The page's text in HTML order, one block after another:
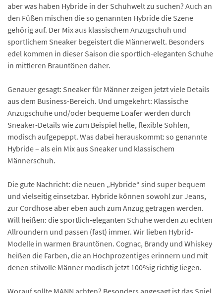
aber was haben Hybride in der Schuhwelt zu suchen? Auch an
den Füßen mischen die so genannten Hybride die Szene
gehörig auf. Der Mix aus klassischem Anzugschuh und
sportlichem Sneaker begeistert die Männerwelt. Besonders
edel kommen in dieser Saison die sportlich-eleganten Schuhe
in mittleren Brauntönen daher.
Genauer gesagt: Sneaker für Männer zeigen jetzt viele Details
aus dem Business-Bereich. Und umgekehrt: Klassische
Anzugschuhe und/oder bequeme Loafer werden durch
Sneaker-Details wie zum Beispiel helle, flexible Sohlen,
modisch aufgepeppt. Was dabei herauskommt: so genannte
Hybride – als ein Mix aus Sneaker und klassischem
Männerschuh.
Die gute Nachricht: die neuen „Hybride“ sind super bequem
und vielseitig einsetzbar. Hybride können sowohl zur Jeans,
zur Cordhose aber eben auch zum Anzug getragen werden.
Will heißen: die sportlich-eleganten Schuhe werden zu echten
Allroundern und passen (fast) immer. Wir lieben Hybrid-
Modelle in warmen Brauntönen. Cognac, Brandy und Whiskey
heißen die Farben, die an Hochprozentiges erinnern und mit
denen stilvolle Männer modisch jetzt 100%ig richtig liegen.